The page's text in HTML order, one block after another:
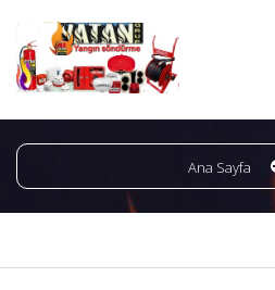
Ana Sayfa